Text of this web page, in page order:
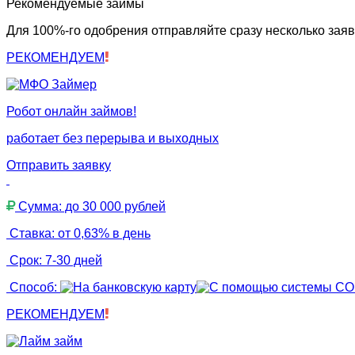
Рекомендуемые займы
Для 100%-го одобрения отправляйте сразу несколько
РЕКОМЕНДУЕМ
Робот онлайн займов!
работает без перерыва и выходных
Отправить заявку
Сумма: до 30 000 рублей
Ставка: от 0,63% в день
Срок: 7-30 дней
Способ:
РЕКОМЕНДУЕМ